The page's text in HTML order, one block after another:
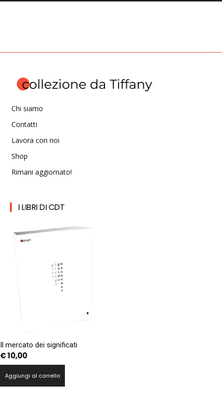
Chi siamo
Contatti
Lavora con noi
Shop
Rimani aggiornato!
I LIBRI DI CDT
Il mercato dei significati
€10,00
Aggiungi al carrello